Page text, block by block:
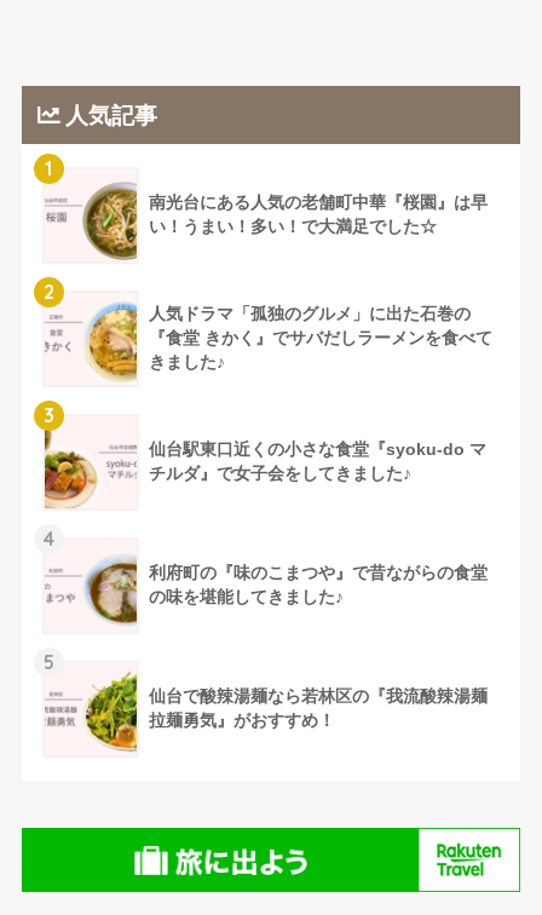
人気記事
1
南光台にある人気の老舗町中華『桜園』は早
い！うまい！多い！で大満足でした☆
2
人気ドラマ「孤独のグルメ」に出た石巻の
『食堂 きかく』でサバだしラーメンを食べて
きました♪
3
仙台駅東口近くの小さな食堂『syoku-do マ
チルダ』で女子会をしてきました♪
4
利府町の『味のこまつや』で昔ながらの食堂
の味を堪能してきました♪
5
仙台で酸辣湯麺なら若林区の『我流酸辣湯麺
拉麺勇気』がおすすめ！